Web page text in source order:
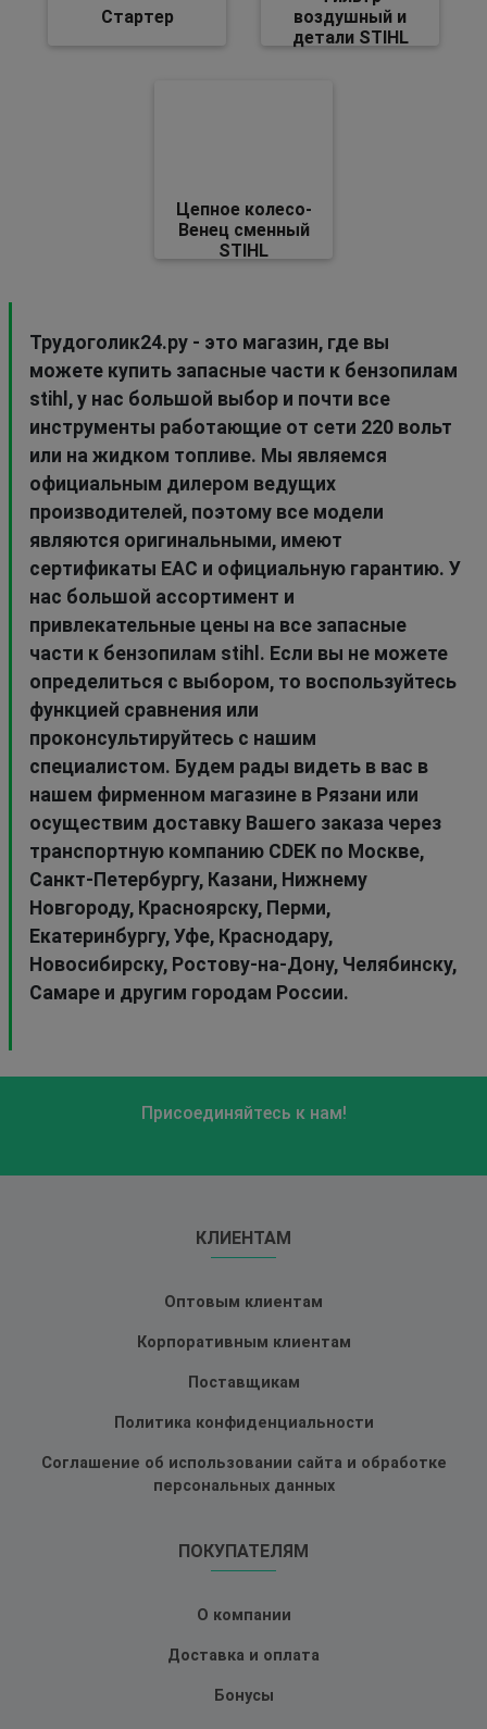
Стартер
воздушный и
детали STIHL
Цепное колесо-
Венец сменный
STIHL
Трудоголик24.ру - это магазин, где вы
можете купить запасные части к бензопилам
stihl, у нас большой выбор и почти все
инструменты работающие от сети 220 вольт
или на жидком топливе. Мы являемся
официальным дилером ведущих
производителей, поэтому все модели
являются оригинальными, имеют
сертификаты EAC и официальную гарантию. У
нас большой ассортимент и
привлекательные цены на все запасные
части к бензопилам stihl. Если вы не можете
определиться с выбором, то воспользуйтесь
функцией сравнения или
проконсультируйтесь с нашим
специалистом. Будем рады видеть в вас в
нашем фирменном магазине в Рязани или
осуществим доставку Вашего заказа через
транспортную компанию CDEK по Москве,
Санкт-Петербургу, Казани, Нижнему
Новгороду, Красноярску, Перми,
Екатеринбургу, Уфе, Краснодару,
Новосибирску, Ростову-на-Дону, Челябинску,
Самаре и другим городам России.
Присоединяйтесь к нам!
КЛИЕНТАМ
Оптовым клиентам
Корпоративным клиентам
Поставщикам
Политика конфиденциальности
Соглашение об использовании сайта и обработке
персональных данных
ПОКУПАТЕЛЯМ
О компании
Доставка и оплата
Бонусы